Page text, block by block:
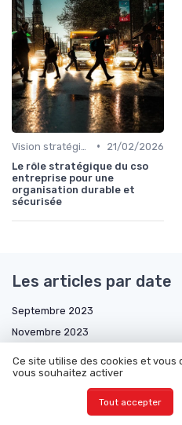
•
21/02/2026
Le rôle stratégique du cso
entreprise pour une
organisation durable et
sécurisée
Les articles par date
Septembre 2023
Novembre 2023
Mars 2024
Ce site utilise des cookies et vous
vous souhaitez activer
Tout accepter